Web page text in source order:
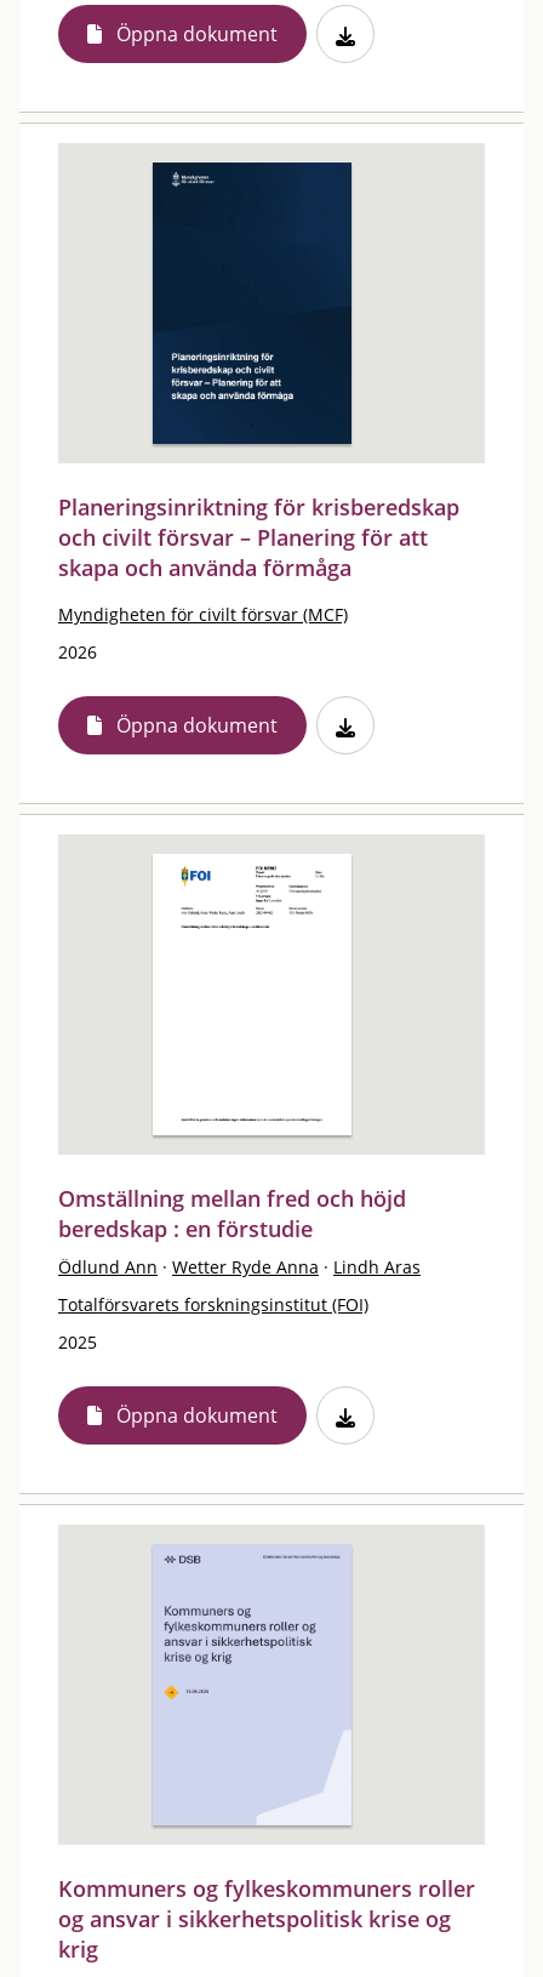
Öppna dokument
Planeringsinriktning för krisberedskap
och civilt försvar – Planering för att
skapa och använda förmåga
Myndigheten för civilt försvar (MCF)
2026
Öppna dokument
Omställning mellan fred och höjd
beredskap : en förstudie
Ödlund Ann · Wetter Ryde Anna · Lindh Aras
Totalförsvarets forskningsinstitut (FOI)
2025
Öppna dokument
Kommuners og fylkeskommuners roller
og ansvar i sikkerhetspolitisk krise og
krig